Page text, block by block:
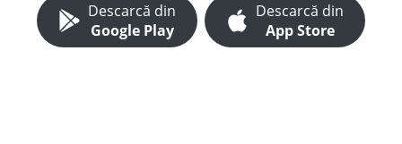
Descarcă din
Google Play
Descarcă din
App Store